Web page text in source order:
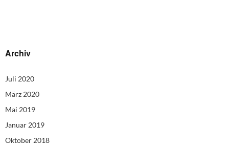
Archiv
Juli 2020
März 2020
Mai 2019
Januar 2019
Oktober 2018